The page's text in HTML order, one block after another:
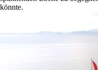
könnte.